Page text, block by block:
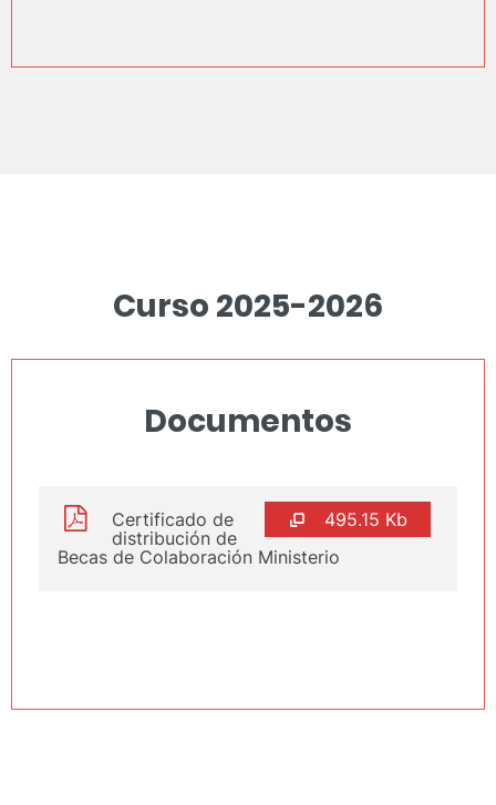
Curso 2025-2026
Documentos
495.15 Kb
Certificado de
distribución de
Becas de Colaboración Ministerio